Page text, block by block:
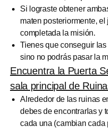
Si lograste obtener
maten posteriormente,
completada la misión.
Tienes que conseguir
sino no podrás pasar la
Encuentra la Puerta
sala principal de
Alrededor de las ruinas
debes de encontrarlas y
cada una (cambian cada